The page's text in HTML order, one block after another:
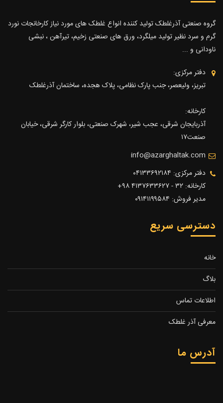
گروه صنعتی آذرغلطک تولید کننده انواع غلطک های مورد نیاز کارخانجات نورد
گرم و سرد نظیر تولید میلگرد، ورق های صنعتی زخیم، تیرآهن ، نبشی
ناودانی و ...
دفتر مرکزی:
تبریز، ولیعصر، جنب پارک نظامی، پلاک هجده، ساختمان آذرغلطک
کارخانه:
آذربایجان شرقی، عجب شیر، شهرک صنعتی، بلوار کارگر شرقی، خیابان
صنعت۱۷
info@azarghaltak.com
دفتر مرکزی: ۰۴۱۳۳۶۹۲۱۸۴
کارخانه: ۳۲ - ۴۱۳۷۶۳۳۶۲۷ ۹۸+
مدیر فروش: ۰۹۱۴۱۱۹۹۵۸۴
دسترسی سریع
خانه
بلاگ
اطلاعات تماس
معرفی آذر غلطک
آدرس ما